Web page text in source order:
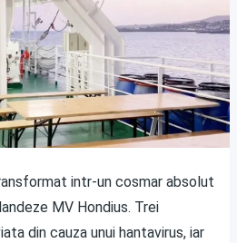
intr-un cosmar absolut
MV Hondius. Trei
din cauza unui hantavirus, iar